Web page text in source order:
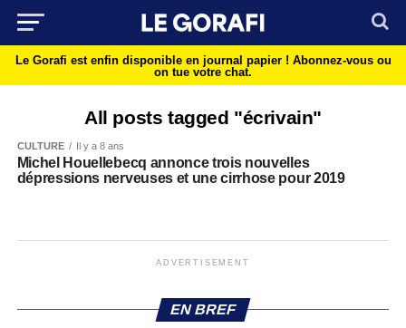
Le Gorafi est enfin disponible en journal papier ! Abonnez-vous ou
on tue votre chat.
All posts tagged "écrivain"
CULTURE Il y a 8 ans
Michel Houellebecq annonce trois nouvelles
dépressions nerveuses et une cirrhose pour 2019
ADVERTISEMENT
EN BREF